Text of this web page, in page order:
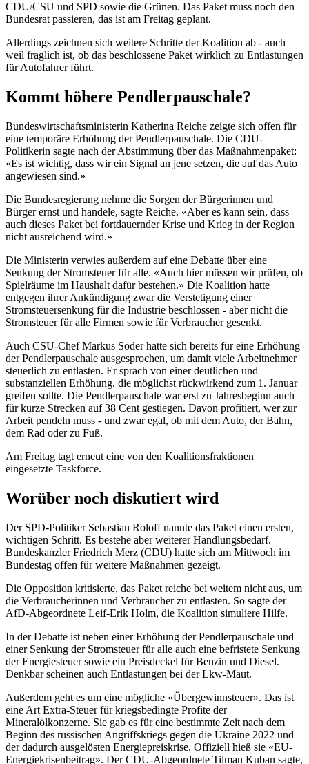
CDU/CSU und SPD sowie die Grünen. Das Paket muss noch den
Bundesrat passieren, das ist am Freitag geplant.
Allerdings zeichnen sich weitere Schritte der Koalition ab - auch
weil fraglich ist, ob das beschlossene Paket wirklich zu Entlastungen
für Autofahrer führt.
Kommt höhere Pendlerpauschale?
Bundeswirtschaftsministerin Katherina Reiche zeigte sich offen für
eine temporäre Erhöhung der Pendlerpauschale. Die CDU-
Politikerin sagte nach der Abstimmung über das Maßnahmenpaket:
«Es ist wichtig, dass wir ein Signal an jene setzen, die auf das Auto
angewiesen sind.»
Die Bundesregierung nehme die Sorgen der Bürgerinnen und
Bürger ernst und handele, sagte Reiche. «Aber es kann sein, dass
auch dieses Paket bei fortdauernder Krise und Krieg in der Region
nicht ausreichend wird.»
Die Ministerin verwies außerdem auf eine Debatte über eine
Senkung der Stromsteuer für alle. «Auch hier müssen wir prüfen, ob
Spielräume im Haushalt dafür bestehen.» Die Koalition hatte
entgegen ihrer Ankündigung zwar die Verstetigung einer
Stromsteuersenkung für die Industrie beschlossen - aber nicht die
Stromsteuer für alle Firmen sowie für Verbraucher gesenkt.
Auch CSU-Chef Markus Söder hatte sich bereits für eine Erhöhung
der Pendlerpauschale ausgesprochen, um damit viele Arbeitnehmer
steuerlich zu entlasten. Er sprach von einer deutlichen und
substanziellen Erhöhung, die möglichst rückwirkend zum 1. Januar
greifen sollte. Die Pendlerpauschale war erst zu Jahresbeginn auch
für kurze Strecken auf 38 Cent gestiegen. Davon profitiert, wer zur
Arbeit pendeln muss - und zwar egal, ob mit dem Auto, der Bahn,
dem Rad oder zu Fuß.
Am Freitag tagt erneut eine von den Koalitionsfraktionen
eingesetzte Taskforce.
Worüber noch diskutiert wird
Der SPD-Politiker Sebastian Roloff nannte das Paket einen ersten,
wichtigen Schritt. Es bestehe aber weiterer Handlungsbedarf.
Bundeskanzler Friedrich Merz (CDU) hatte sich am Mittwoch im
Bundestag offen für weitere Maßnahmen gezeigt.
Die Opposition kritisierte, das Paket reiche bei weitem nicht aus, um
die Verbraucherinnen und Verbraucher zu entlasten. So sagte der
AfD-Abgeordnete Leif-Erik Holm, die Koalition simuliere Hilfe.
In der Debatte ist neben einer Erhöhung der Pendlerpauschale und
einer Senkung der Stromsteuer für alle auch eine befristete Senkung
der Energiesteuer sowie ein Preisdeckel für Benzin und Diesel.
Denkbar scheinen auch Entlastungen bei der Lkw-Maut.
Außerdem geht es um eine mögliche «Übergewinnsteuer». Das ist
eine Art Extra-Steuer für kriegsbedingte Profite der
Mineralölkonzerne. Sie gab es für eine bestimmte Zeit nach dem
Beginn des russischen Angriffskriegs gegen die Ukraine 2022 und
der dadurch ausgelösten Energiepreiskrise. Offiziell hieß sie «EU-
Energiekrisenbeitrag». Der CDU-Abgeordnete Tilman Kuban sagte,